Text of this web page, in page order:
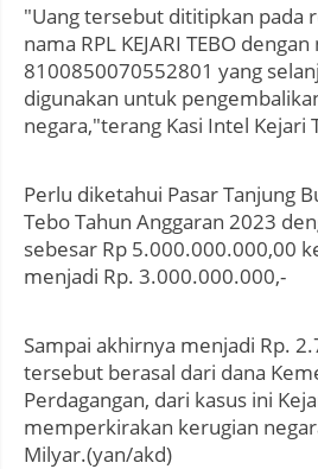
"Uang tersebut dititipkan pada
nama RPL KEJARI TEBO
8100850070552801 yang
digunakan untuk
negara,"terang Kasi Intel Kejari
Perlu diketahui Pasar Tanjung
Tebo Tahun Anggaran 2023
sebesar Rp 5.000.000.000,00
menjadi Rp. 3.000.000.000,-
Sampai akhirnya menjadi Rp.
tersebut berasal dari dana
Perdagangan, dari kasus ini
memperkirakan kerugian
Milyar.(yan/akd)